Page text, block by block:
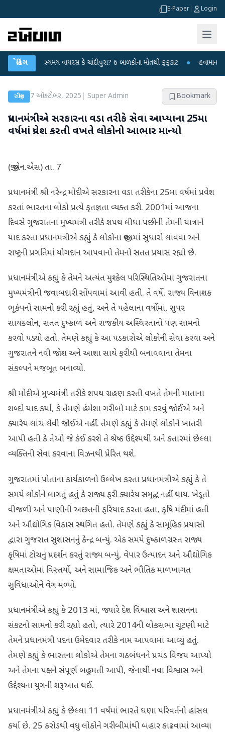
E-Paper Login
બ્રેકિંગ
વાયરસ કે ચાંદીપુરા? 6 બાળકોના મોતથી ફફડાટ ● હવામાન વિભાગે 18 રાજ્યો
રાષ્ટ્રીય 7 ઑક્ટોબર, 2025 Super Admin Bookmark
પ્રધાનમંત્રીએ સરકારના વડા તરીકે સેવા આપ્યાના 25મા
વર્ષમાં પ્રવેશ કરતી વખતે લોકોનો આભાર માન્યો
(જી.એન.એસ) તા. 7
પ્રધાનમંત્રી શ્રી નરેન્દ્ર મોદીએ સરકારના વડા તરીકેના 25મા વર્ષમાં પ્રવેશ
કરતાં ભારતના લોકો પ્રત્યે કૃતજ્ઞતા વ્યક્ત કરી. 2001માં આજના
દિવસે ગુજરાતના મુખ્યમંત્રી તરીકે શપથ લીધા પછીની તેમની યાત્રાને
યાદ કરતા પ્રધાનમંત્રીએ કહ્યું કે લોકોના જીવનમાં સુધારો લાવવા અને
રાષ્ટ્રની પ્રગતિમાં યોગદાન આપવાનો તેમનો સતત પ્રયાસ રહ્યો છે.
પ્રધાનમંત્રીએ કહ્યું કે તેમને અત્યંત મુશ્કેલ પરિસ્થિતિઓમાં ગુજરાતના
મુખ્યમંત્રીની જવાબદારી સોંપવામાં આવી હતી. તે વર્ષે, રાજ્ય વિનાશક
ભૂકંપનો સામનો કરી રહ્યું હતું, અને તે પહેલાના વર્ષોમાં, સુપર
સાયક્લોન, સતત દુષ્કાળ અને રાજકીય અસ્થિરતાનો પણ સામનો
કરવો પડ્યો હતો. તેમણે કહ્યું કે આ પડકારોએ લોકોની સેવા કરવા અને
ગુજરાતને નવી જોશ અને આશા સાથે ફરીથી બનાવવાના તેમના
સંકલ્પને મજબૂત બનાવ્યો.
શ્રી મોદીએ મુખ્યમંત્રી તરીકે શપથ ગ્રહણ કરતી વખતે તેમની માતાના
શબ્દો યાદ કર્યા, કે તેમણે હંમેશા ગરીબો માટે કામ કરવું જોઈએ અને
ક્યારેય લાંચ લેવી જોઈએ નહીં. તેમણે કહ્યું કે તેમણે લોકોને ખાતરી
આપી હતી કે તેઓ જે કંઈ કરશે તે શ્રેષ્ઠ ઉદ્દેશ્યથી અને કતારમાં છેલ્લા
વ્યક્તિની સેવા કરવાના વિઝનથી પ્રેરિત થશે.
ગુજરાતમાં પોતાના કાર્યકાળનો ઉલ્લેખ કરતા પ્રધાનમંત્રીએ કહ્યું કે તે
સમયે લોકોને લાગતું હતું કે રાજ્ય ફરી ક્યારેય સમૃદ્ધ નહીં થાય. ખેડૂતો
વીજળી અને પાણીની અછતની ફરિયાદ કરતા હતા, કૃષિ મંદીમાં હતી
અને ઔદ્યોગિક વિકાસ સ્થગિત હતો. તેમણે કહ્યું કે સામૂહિક પ્રયાસો
દ્વારા ગુજરાત સુશાસનનું કેન્દ્ર બન્યું. એક સમયે દુષ્કાળગ્રસ્ત રાજ્ય
કૃષિમાં ટોચનું પ્રદર્શન કરતું રાજ્ય બન્યું, વેપાર ઉત્પાદન અને ઔદ્યોગિક
ક્ષમતાઓમાં વિસ્તર્યો, અને સામાજિક અને ભૌતિક માળખાગત
સુવિધાઓને વેગ મળ્યો.
પ્રધાનમંત્રીએ કહ્યું કે 2013 માં, જ્યારે દેશ વિશ્વાસ અને શાસનના
સંકટનો સામનો કરી રહ્યો હતો, ત્યારે 2014ની લોકસભા ચૂંટણી માટે
તેમને પ્રધાનમંત્રી પદના ઉમેદવાર તરીકે નામ આપવામાં આવ્યું હતું.
તેમણે કહ્યું કે ભારતના લોકોએ તેમના ગઠબંધનને પ્રચંડ વિજય આપ્યો
અને તેમના પક્ષને સંપૂર્ણ બહુમતી આપી, જેનાથી નવા વિશ્વાસ અને
ઉદ્દેશ્યના યુગની શરૂઆત થઈ.
પ્રધાનમંત્રીએ કહ્યું કે છેલ્લા 11 વર્ષમાં ભારતે ઘણા પરિવર્તનો હાંસલ
કર્યા છે. 25 કરોડથી વધુ લોકોને ગરીબીમાંથી બહાર કાઢવામાં આવ્યા